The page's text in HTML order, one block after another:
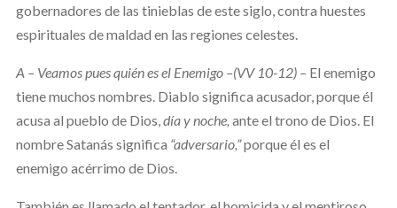
gobernadores de las tinieblas de este siglo, contra huestes
espirituales de maldad en las regiones celestes.
A – Veamos pues quién es el Enemigo –(VV 10-12) – El enemigo
tiene muchos nombres. Diablo significa acusador, porque él
acusa al pueblo de Dios,día y noche, ante el trono de Dios. El
nombre Satanás significa “adversario,”porque él es el
enemigo acérrimo de Dios.